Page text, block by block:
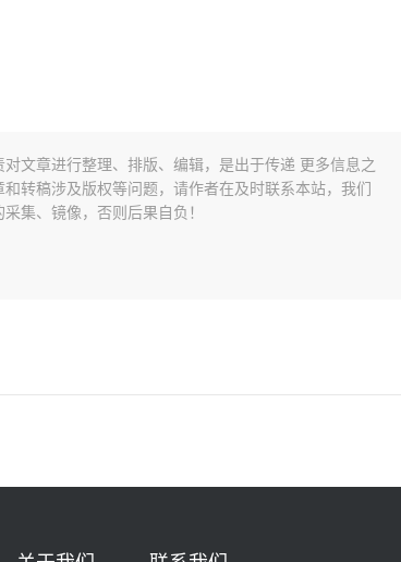
文章进行整理、排版、编辑，是出于传递 更多信息之
转稿涉及版权等问题，请作者在及时联系本站，我们
集、镜像，否则后果自负！